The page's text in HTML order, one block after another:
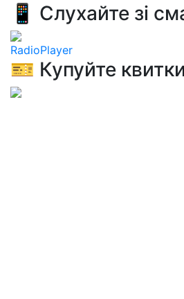
📱 Слухайте зі
RadioPlayer
🎫 Купуйте